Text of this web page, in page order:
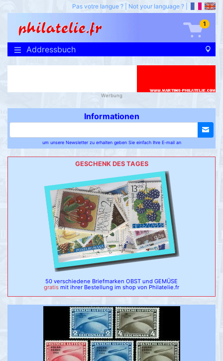
Pas votre langue ? Not your language ?
1
Addressbuch
Werbung
Informationen
um unsere Newsletter zu erhalten geben Sie einfach Ihre E-mail an
GESCHENK DES TAGES
50 verschiedene Briefmarken OBST und GEMÜSE
gratis mit ihrer Bestellung im shop von Philatelie.fr